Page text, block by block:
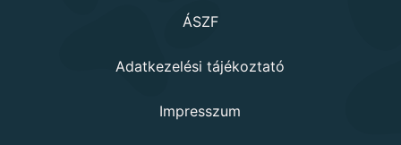
ÁSZF
Adatkezelési tájékoztató
Impresszum